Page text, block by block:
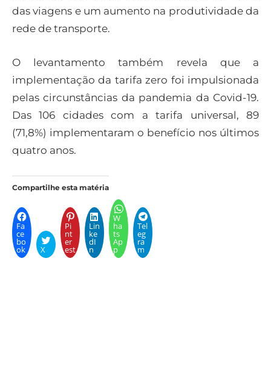
das viagens e um aumento na produtividade da
rede de transporte.
O levantamento também revela que a
implementação da tarifa zero foi impulsionada
pelas circunstâncias da pandemia da Covid-19.
Das 106 cidades com a tarifa universal, 89
(71,8%) implementaram o benefício nos últimos
quatro anos.
Compartilhe esta matéria
Fa
ce
bo
ok X
Pi
nt
er
est
Lin
ke
dI
n
W
ha
ts
Ap
p
Tel
eg
ra
m